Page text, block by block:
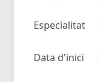
Especialitat
Data d'inici